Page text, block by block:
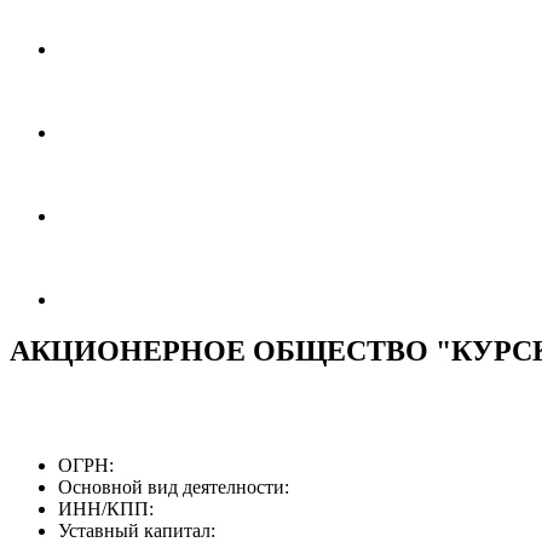
АКЦИОНЕРНОЕ ОБЩЕСТВО
ОГРН:
Основной вид деятелности:
ИНН/КПП:
Уставный капитал: